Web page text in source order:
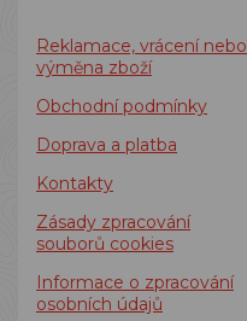
Reklamace, vrácení nebo
výměna zboží
Obchodní podmínky
Doprava a platba
Kontakty
Zásady zpracování
souborů cookies
Informace o zpracování
osobních údajů